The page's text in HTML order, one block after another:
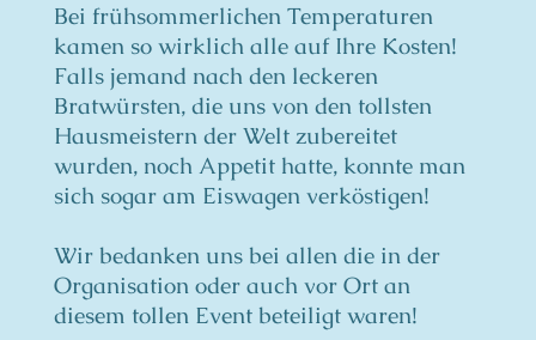
Bei frühsommerlichen Temperaturen
kamen so wirklich alle auf Ihre Kosten!
Falls jemand nach den leckeren
Bratwürsten, die uns von den tollsten
Hausmeistern der Welt zubereitet
wurden, noch Appetit hatte, konnte man
sich sogar am Eiswagen verköstigen!
Wir bedanken uns bei allen die in der
Organisation oder auch vor Ort an
diesem tollen Event beteiligt waren!